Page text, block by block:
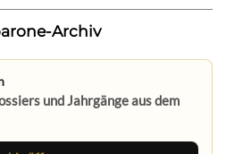
Archiv
und Jahrgänge aus dem